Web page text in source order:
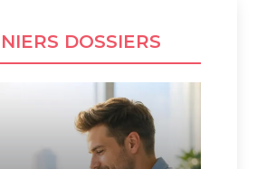
DOSSIERS